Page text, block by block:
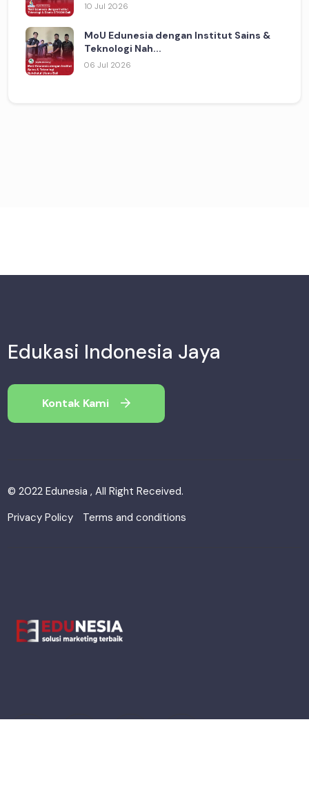
10 Jul 2026
MoU Edunesia dengan Institut Sains &
Teknologi Nah...
06 Jul 2026
Edukasi Indonesia Jaya
Kontak Kami
© 2022 Edunesia , All Right Received.
Privacy Policy
Terms and conditions